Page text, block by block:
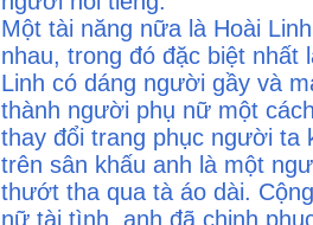
Một tài năng nữa là Hoài
nhau, trong đó đặc biệt nhất
Linh có dáng người gầy và
thành người phụ nữ một
thay đổi trang phục người ta
trên sân khấu anh là một
thướt tha qua tà áo dài.
nữ tài tình, anh đã chinh